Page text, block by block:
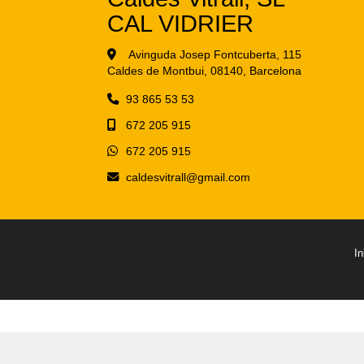
CAL VIDRIER
Avinguda Josep Fontcuberta, 115
Caldes de Montbui, 08140, Barcelona
93 865 53 53
672 205 915
672 205 915
caldesvitrall
gmail.com